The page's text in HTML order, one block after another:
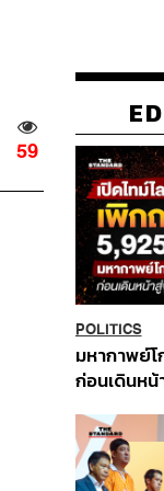
59
POLITICS
มหากาพย์
ก่อนเดินห